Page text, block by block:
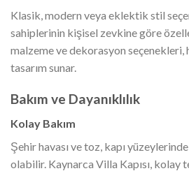
Klasik, modern veya eklektik stil
sahiplerinin kişisel zevkine göre
malzeme ve dekorasyon seçenekleri,
tasarım sunar.
Bakım ve Dayanıklılık
Kolay Bakım
Şehir havası ve toz, kapı
olabilir. Kaynarca Villa Kapısı, kolay